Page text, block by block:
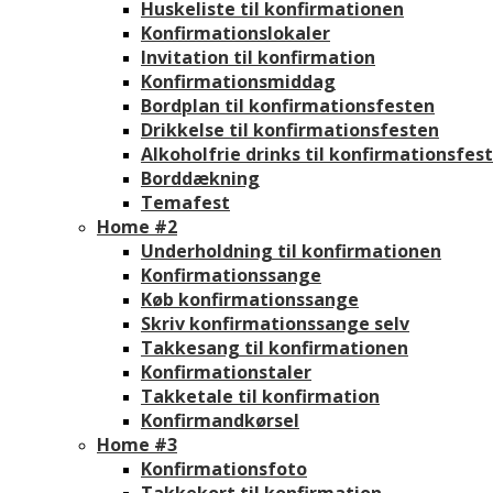
Huskeliste til konfirmationen
Konfirmationslokaler
Invitation til konfirmation
Konfirmationsmiddag
Bordplan til konfirmationsfesten
Drikkelse til konfirmationsfesten
Alkoholfrie drinks til
Borddækning
Temafest
Home #2
Underholdning til konfirmationen
Konfirmationssange
Køb konfirmationssange
Skriv konfirmationssange selv
Takkesang til konfirmationen
Konfirmationstaler
Takketale til konfirmation
Konfirmandkørsel
Home #3
Konfirmationsfoto